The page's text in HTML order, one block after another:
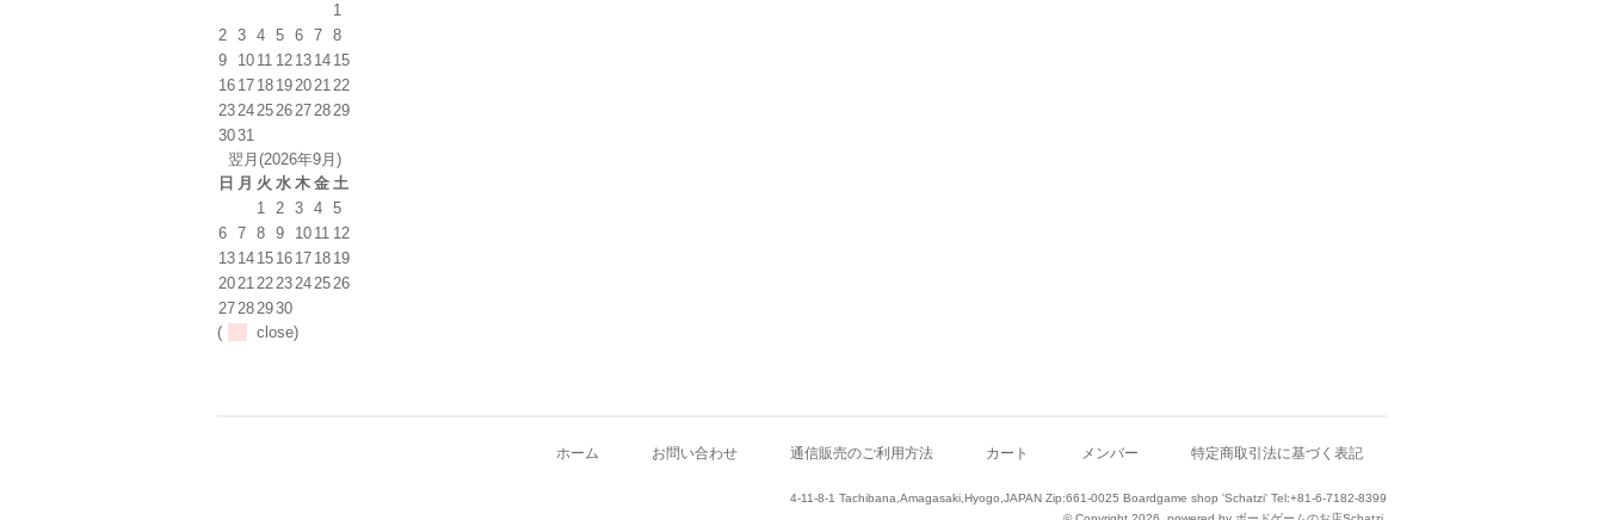
1
2 3 4 5 6 7 8
9
10 11 12 13 14 15
16 17 18 19202122
23242526272829
3031
翌月(2026年9月)
日 月 火 水 木 金 土
1 2 3 4 5
6 7 8 9 10 11 12
13 14 15 16 17 18 19
20212223242526
27282930
(
close)
ホーム お問い合わせ 通信販売のご利用方法 カート メンバー 特定商取引法に基づく表記
4-11-8-1 Tachibana,Amagasaki,Hyogo,JAPAN Zip:661-0025 Boardgame shop 'Schatzi' Tel:+81-6-7182-8399